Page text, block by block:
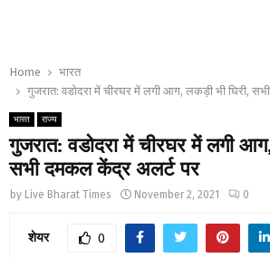
Home
भारत
गुजरात: वडोदरा में चीरघर में लगी आग, लकड़ी भी घिरी,
भारत राज्य
गुजरात: वडोदरा में चीरघर में लगी
सभी दमकल केंद्र अलर्ट पर
by Live Bharat Times November 2, 2021 0
शेयर 0